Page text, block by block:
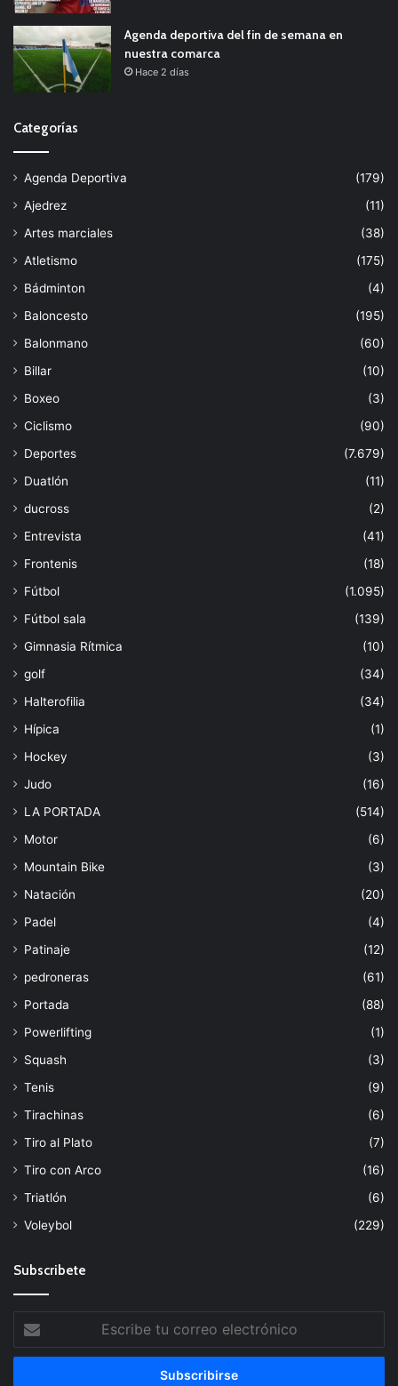
Agenda deportiva del fin de semana en
nuestra comarca
Hace 2 días
Categorías
Agenda Deportiva
(179)
Ajedrez
(11)
Artes marciales
(38)
Atletismo
(175)
Bádminton
(4)
Baloncesto
(195)
Balonmano
(60)
Billar
(10)
Boxeo
(3)
Ciclismo
(90)
Deportes
(7.679)
Duatlón
(11)
ducross
(2)
Entrevista
(41)
Frontenis
(18)
Fútbol
(1.095)
Fútbol sala
(139)
Gimnasia Rítmica
(10)
golf
(34)
Halterofilia
(34)
Hípica
(1)
Hockey
(3)
Judo
(16)
LA PORTADA
(514)
Motor
(6)
Mountain Bike
(3)
Natación
(20)
Padel
(4)
Patinaje
(12)
pedroneras
(61)
Portada
(88)
Powerlifting
(1)
Squash
(3)
Tenis
(9)
Tirachinas
(6)
Tiro al Plato
(7)
Tiro con Arco
(16)
Triatlón
(6)
Voleybol
(229)
Subscribete
tu
correo